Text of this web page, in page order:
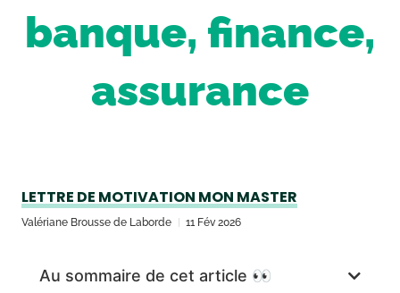
banque, finance,
assurance
LETTRE DE MOTIVATION MON MASTER
Valériane Brousse de Laborde 11 Fév 2026
Au sommaire de cet article 👀